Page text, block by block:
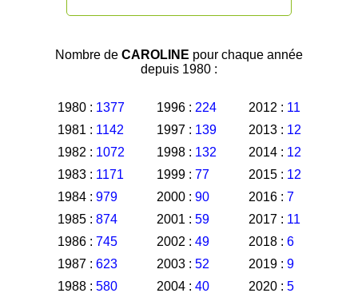
Nombre de CAROLINE pour chaque année
depuis 1980 :
1980 : 1377
1981 : 1142
1982 : 1072
1983 : 1171
1984 : 979
1985 : 874
1986 : 745
1987 : 623
1988 : 580
1996 : 224
1997 : 139
1998 : 132
1999 : 77
2000 : 90
2001 : 59
2002 : 49
2003 : 52
2004 : 40
2012 : 11
2013 : 12
2014 : 12
2015 : 12
2016 : 7
2017 : 11
2018 : 6
2019 : 9
2020 : 5